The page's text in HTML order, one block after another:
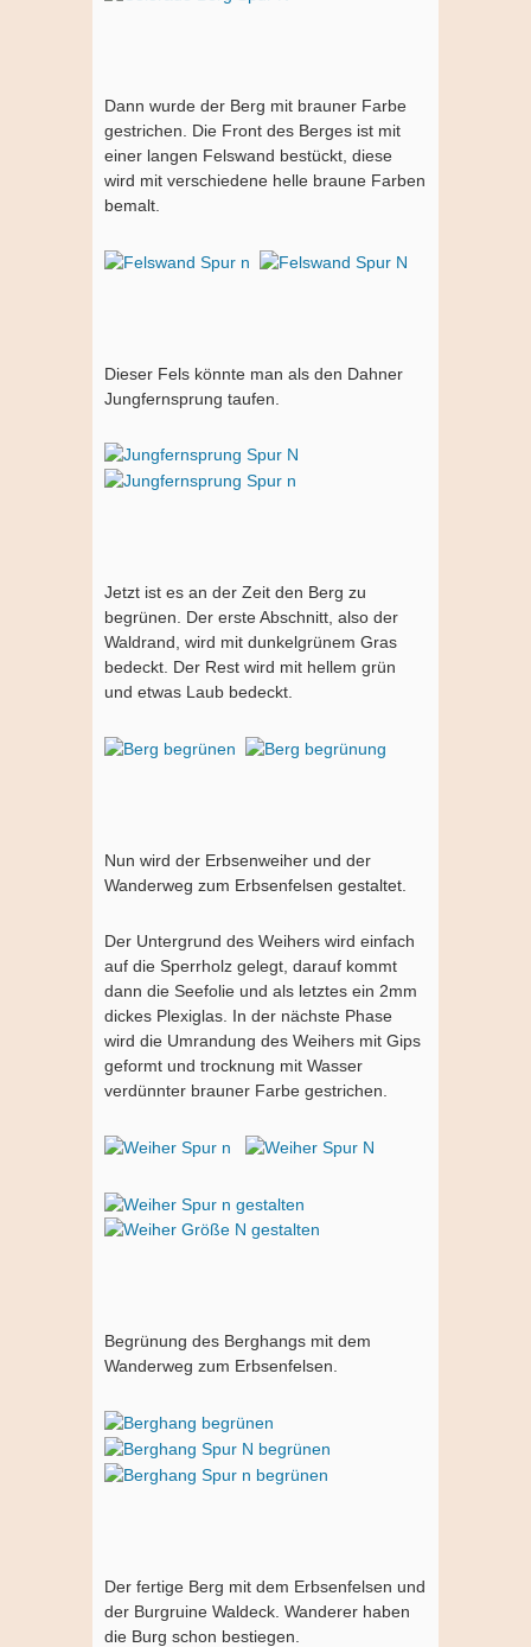
Dann wurde der Berg mit brauner Farbe
gestrichen. Die Front des Berges ist mit
einer langen Felswand bestückt, diese
wird mit verschiedene helle braune Farben
bemalt.
Dieser Fels könnte man als den Dahner
Jungfernsprung taufen.
Jetzt ist es an der Zeit den Berg zu
begrünen. Der erste Abschnitt, also der
Waldrand, wird mit dunkelgrünem Gras
bedeckt. Der Rest wird mit hellem grün
und etwas Laub bedeckt.
Nun wird der Erbsenweiher und der
Wanderweg zum Erbsenfelsen gestaltet.
Der Untergrund des Weihers wird einfach
auf die Sperrholz gelegt, darauf kommt
dann die Seefolie und als letztes ein 2mm
dickes Plexiglas. In der nächste Phase
wird die Umrandung des Weihers mit Gips
geformt und trocknung mit Wasser
verdünnter brauner Farbe gestrichen.
Begrünung des Berghangs mit dem
Wanderweg zum Erbsenfelsen.
Der fertige Berg mit dem Erbsenfelsen und
der Burgruine Waldeck. Wanderer haben
die Burg schon bestiegen.